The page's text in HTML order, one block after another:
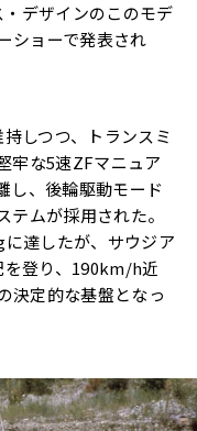
デザインのこのモデ
ショーで発表され
しつつ、トランスミ
牢な5速ZFマニュア
し、後輪駆動モード
ムが採用された。
達したが、サウジア
を登り、190km/h近
決定的な基盤となっ